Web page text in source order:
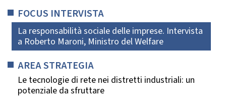
FOCUS INTERVISTA
La responsabilità sociale delle imprese. Intervista
a Roberto Maroni, Ministro del Welfare
AREA STRATEGIA
Le tecnologie di rete nei distretti industriali: un
potenziale da sfruttare